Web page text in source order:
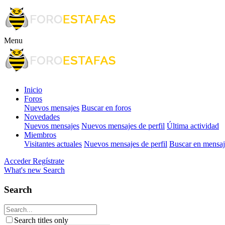
Menu
Inicio
Foros
Nuevos mensajes Buscar en foros
Novedades
Nuevos mensajes Nuevos mensajes de perfil Última actividad
Miembros
Visitantes actuales Nuevos mensajes de perfil Buscar en
Acceder Regístrate
What's new Search
Search
Search titles only